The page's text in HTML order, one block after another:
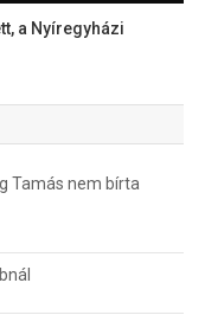
a Nyíregyházi
Tamás nem bírta